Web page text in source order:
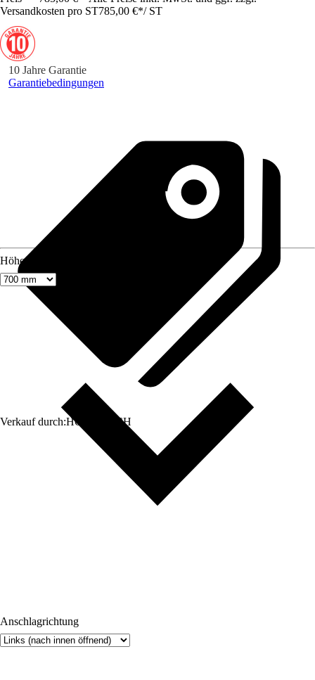
Versandkosten pro ST785,00 €*/ ST
10 Jahre Garantie
Garantiebedingungen
Verkauf durch:HORNBACH
Höhe
Anschlagrichtung